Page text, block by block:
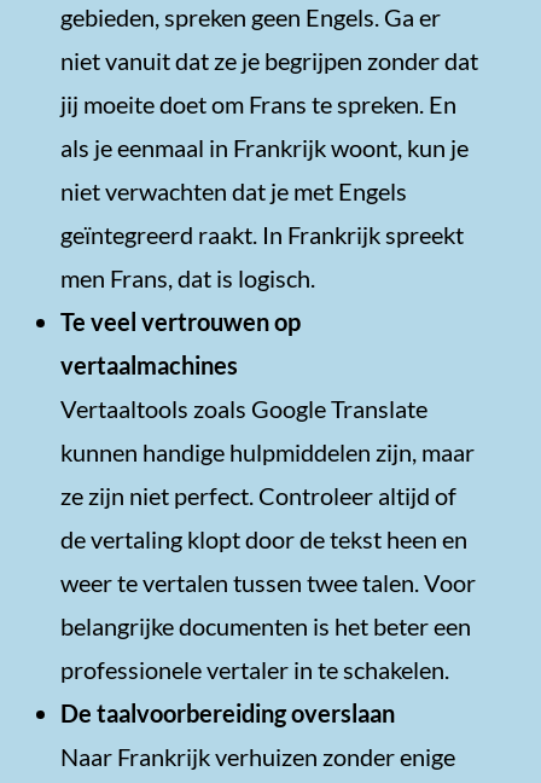
gebieden, spreken geen Engels. Ga er
niet vanuit dat ze je begrijpen zonder dat
jij moeite doet om Frans te spreken. En
als je eenmaal in Frankrijk woont, kun je
niet verwachten dat je met Engels
geïntegreerd raakt. In Frankrijk spreekt
men Frans, dat is logisch.
Te veel vertrouwen op
vertaalmachines
Vertaaltools zoals Google Translate
kunnen handige hulpmiddelen zijn, maar
ze zijn niet perfect. Controleer altijd of
de vertaling klopt door de tekst heen en
weer te vertalen tussen twee talen. Voor
belangrijke documenten is het beter een
professionele vertaler in te schakelen.
De taalvoorbereiding overslaan
Naar Frankrijk verhuizen zonder enige